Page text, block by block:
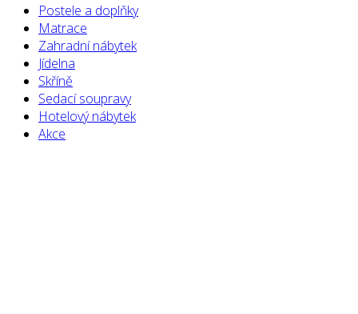
Postele a doplňky
Matrace
Zahradní nábytek
Jídelna
Skříně
Sedací soupravy
Hotelový nábytek
Akce